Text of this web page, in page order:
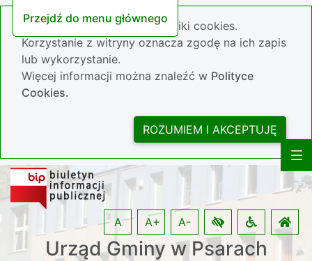
Przejdź do menu głównego
Nasza strona wykorzystuje pliki cookies.
Korzystanie z witryny oznacza zgodę na ich zapis
lub wykorzystanie.
Więcej informacji można znaleźć w Polityce
Cookies.
ROZUMIEM I AKCEPTUJĘ
Urząd Gminy w Psarach
A A+ A-